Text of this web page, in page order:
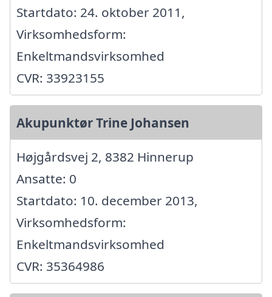
Startdato: 24. oktober 2011,
Virksomhedsform:
Enkeltmandsvirksomhed
CVR: 33923155
Akupunktør Trine Johansen
Højgårdsvej 2, 8382 Hinnerup
Ansatte: 0
Startdato: 10. december 2013,
Virksomhedsform:
Enkeltmandsvirksomhed
CVR: 35364986